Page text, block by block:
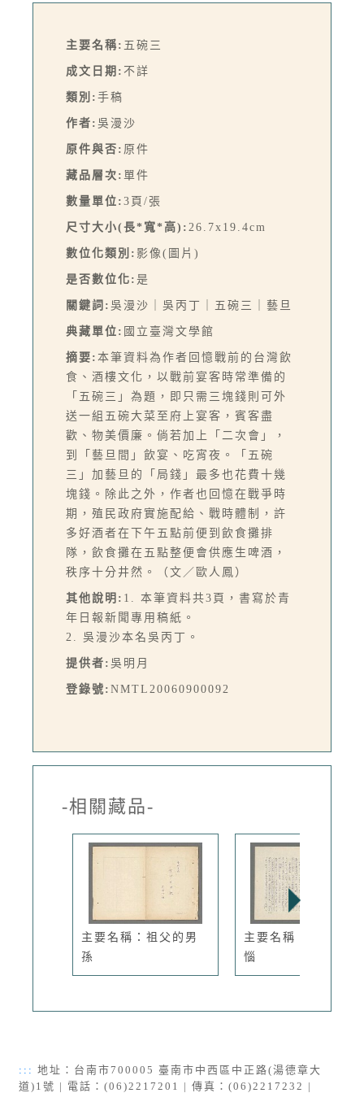
主要名稱: 五碗三
成文日期: 不詳
類別: 手稿
作者: 吳漫沙
原件與否: 原件
藏品層次: 單件
數量單位: 3頁/張
尺寸大小(長*寬*高): 26.7x19.4cm
數位化類別: 影像(圖片)
是否數位化: 是
關鍵詞: 吳漫沙｜吳丙丁｜五碗三｜藝旦
典藏單位: 國立臺灣文學館
摘要: 本筆資料為作者回憶戰前的台灣飲
食、酒樓文化，以戰前宴客時常準備的
「五碗三」為題，即只需三塊錢則可外
送一組五碗大菜至府上宴客，賓客盡
歡、物美價廉。倘若加上「二次會」，
到「藝旦間」飲宴、吃宵夜。「五碗
三」加藝旦的「局錢」最多也花費十幾
塊錢。除此之外，作者也回憶在戰爭時
期，殖民政府實施配給、戰時體制，許
多好酒者在下午五點前便到飲食攤排
隊，飲食攤在五點整便會供應生啤酒，
秩序十分井然。（文／歐人鳳）
其他說明: 1. 本筆資料共3頁，書寫於青
年日報新聞專用稿紙。
2. 吳漫沙本名吳丙丁。
提供者: 吳明月
登錄號: NMTL20060900092
-相關藏品-
主要名稱：祖父的男
孫
主要名稱：姘婦的煩
惱
::: 地址：台南市700005 臺南市中西區中正路(湯德章大
道)1號 | 電話：(06)2217201 | 傳真：(06)2217232 |